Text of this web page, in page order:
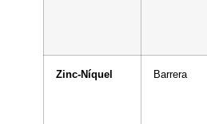
Zinc-Níquel Barrera